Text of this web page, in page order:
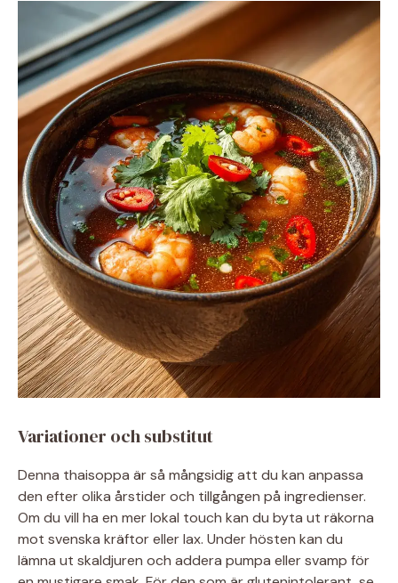
Variationer och substitut
Denna thaisoppa är så mångsidig att du kan anpassa
den efter olika årstider och tillgången på ingredienser.
Om du vill ha en mer lokal touch kan du byta ut räkorna
mot svenska kräftor eller lax. Under hösten kan du
lämna ut skaldjuren och addera pumpa eller svamp för